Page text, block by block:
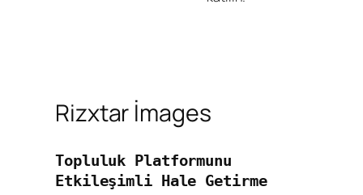
Rizxtar İmages
Topluluk Platformunu
Etkileşimli Hale Getirme